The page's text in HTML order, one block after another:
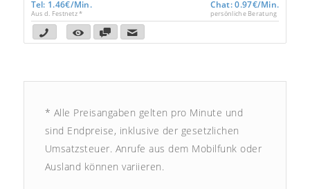
Tel: 1.46€/Min.
Aus d. Festnetz *
Chat: 0.97€/Min.
persönliche Beratung
* Alle Preisangaben gelten pro Minute und
sind Endpreise, inklusive der gesetzlichen
Umsatzsteuer. Anrufe aus dem Mobilfunk oder
Ausland können variieren.